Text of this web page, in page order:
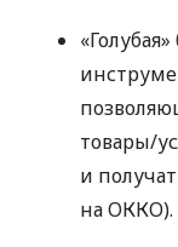
товары/
и
на ОККО).